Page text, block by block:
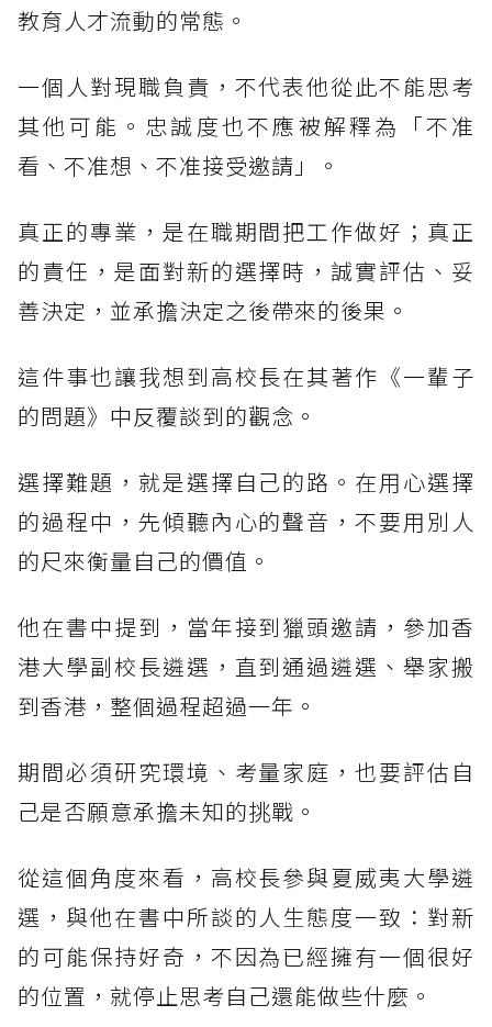
教育人才流動的常態。
一個人對現職負責，不代表他從此不能思考
其他可能。忠誠度也不應被解釋為「不准
看、不准想、不准接受邀請」。
真正的專業，是在職期間把工作做好；真正
的責任，是面對新的選擇時，誠實評估、妥
善決定，並承擔決定之後帶來的後果。
這件事也讓我想到高校長在其著作《一輩子
的問題》中反覆談到的觀念。
選擇難題，就是選擇自己的路。在用心選擇
的過程中，先傾聽內心的聲音，不要用別人
的尺來衡量自己的價值。
他在書中提到，當年接到獵頭邀請，參加香
港大學副校長遴選，直到通過遴選、舉家搬
到香港，整個過程超過一年。
期間必須研究環境、考量家庭，也要評估自
己是否願意承擔未知的挑戰。
從這個角度來看，高校長參與夏威夷大學遴
選，與他在書中所談的人生態度一致：對新
的可能保持好奇，不因為已經擁有一個很好
的位置，就停止思考自己還能做些什麼。